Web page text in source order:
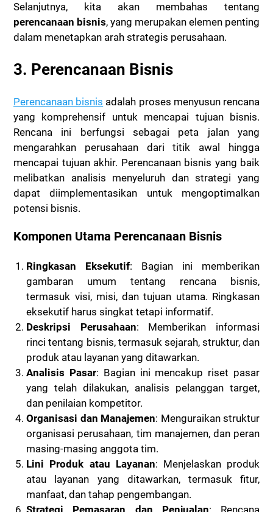
Selanjutnya, kita akan membahas tentang
perencanaan bisnis, yang merupakan elemen penting
dalam menetapkan arah strategis perusahaan.
3. Perencanaan Bisnis
Perencanaan bisnis adalah proses menyusun rencana
yang komprehensif untuk mencapai tujuan bisnis.
Rencana ini berfungsi sebagai peta jalan yang
mengarahkan perusahaan dari titik awal hingga
mencapai tujuan akhir. Perencanaan bisnis yang baik
melibatkan analisis menyeluruh dan strategi yang
dapat diimplementasikan untuk mengoptimalkan
potensi bisnis.
Komponen Utama Perencanaan Bisnis
Ringkasan Eksekutif: Bagian ini memberikan
gambaran umum tentang rencana bisnis,
termasuk visi, misi, dan tujuan utama. Ringkasan
eksekutif harus singkat tetapi informatif.
Deskripsi Perusahaan: Memberikan informasi
rinci tentang bisnis, termasuk sejarah, struktur, dan
produk atau layanan yang ditawarkan.
Analisis Pasar: Bagian ini mencakup riset pasar
yang telah dilakukan, analisis pelanggan target,
dan penilaian kompetitor.
Organisasi dan Manajemen: Menguraikan struktur
organisasi perusahaan, tim manajemen, dan peran
masing-masing anggota tim.
Lini Produk atau Layanan: Menjelaskan produk
atau layanan yang ditawarkan, termasuk fitur,
manfaat, dan tahap pengembangan.
Strategi Pemasaran dan Penjualan: Rencana